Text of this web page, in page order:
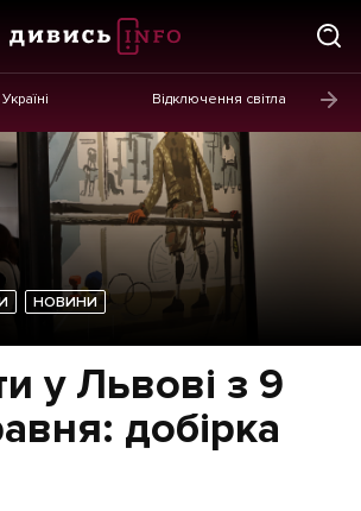
Відключення світла
НОВИНИ
у Львові з 9
добірка